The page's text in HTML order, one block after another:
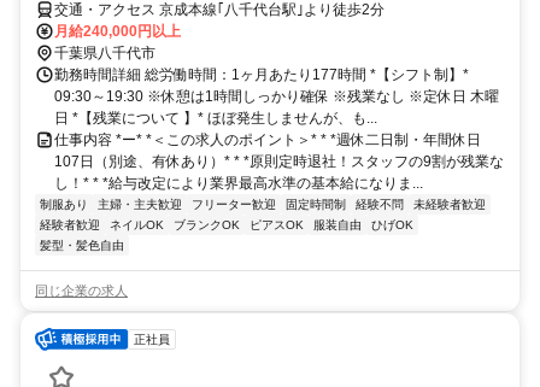
交通・アクセス 京成本線｢八千代台駅｣より徒歩2分
月給240,000円以上
千葉県八千代市
勤務時間詳細 総労働時間：1ヶ月あたり177時間 *【シフト制】*
09:30～19:30 ※休憩は1時間しっかり確保 ※残業なし ※定休日 木曜
日 *【残業について 】* ほぼ発生しませんが、も...
仕事内容 *ー* *＜この求人のポイント＞* * *週休二日制・年間休日
107日（別途、有休あり）* * *原則定時退社！スタッフの9割が残業な
し！* * *給与改定により業界最高水準の基本給になりま...
制服あり 主婦・主夫歓迎 フリーター歓迎 固定時間制 経験不問
未経験者歓迎
経験者歓迎
ネイルOK ブランクOK ピアスOK 服装自由
ひげOK
髪型・髪色自由
同じ企業の求人
正社員